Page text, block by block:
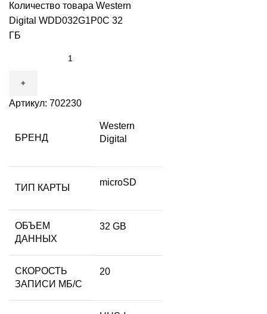
Количество товара Western
Digital WDD032G1P0C 32
ГБ
Артикул: 702230
БРЕНД
Western
Digital
ТИП КАРТЫ
microSD
ОБЪЕМ
ДАННЫХ
32 GB
СКОРОСТЬ
ЗАПИСИ МБ/С
20